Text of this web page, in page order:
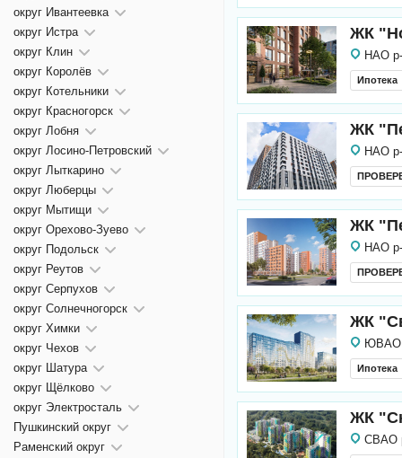
ЖК
НАО
Ипотека
ЖК
НАО
ЖК
НАО
ЖК
ЮВАО
Ипотека
ЖК
СВАО
округ Ивантеевка
округ Истра
округ Клин
округ Королёв
округ Котельники
округ Красногорск
округ Лобня
округ Лосино-Петровский
округ Лыткарино
округ Люберцы
округ Мытищи
округ Орехово-Зуево
округ Подольск
округ Реутов
округ Серпухов
округ Солнечногорск
округ Химки
округ Чехов
округ Шатура
округ Щёлково
округ Электросталь
Пушкинский округ
Раменский округ